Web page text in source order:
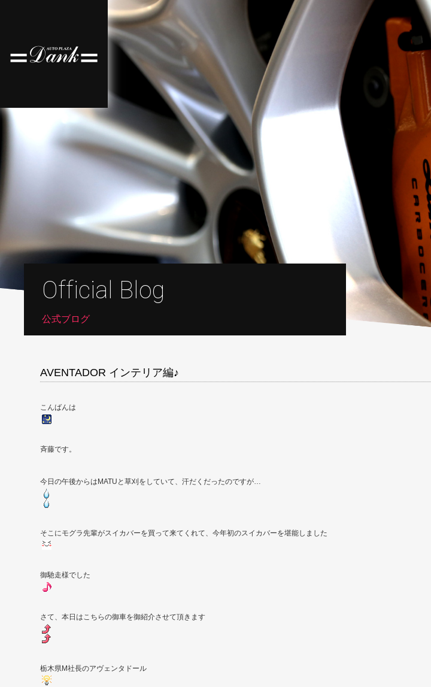
Official Blog
公式ブログ
AVENTADOR インテリア編♪
こんばんは
斉藤です。
今日の午後からはMATUと草刈をしていて、汗だくだったのですが…
そこにモグラ先輩がスイカバーを買って来てくれて、今年初のスイカバーを堪能しました
御馳走様でした
さて、本日はこちらの御車を御紹介させて頂きます
栃木県M社長のアヴェンタドール